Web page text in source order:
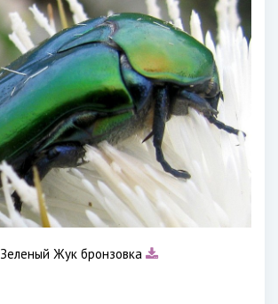
Зеленый Жук бронзовка